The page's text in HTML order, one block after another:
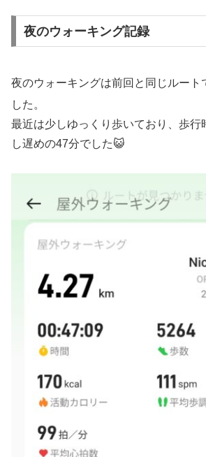
夜のウォーキング記録
夜のウォーキングは前回と同じルート
した。
最近は少しゆっくり歩いており、歩行
し遅めの47分でした😺